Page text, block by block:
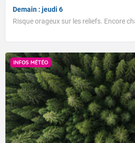
Demain : jeudi 6
Risque orageux sur les reliefs. Encore
INFOS MÉTÉO